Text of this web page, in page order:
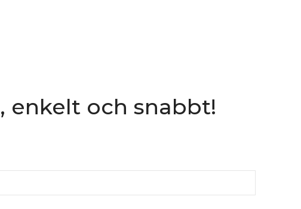
, enkelt och snabbt!